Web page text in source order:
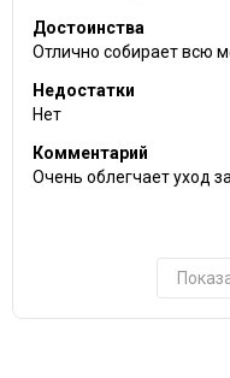
Достоинства
Отлично собирает всю
Недостатки
Нет
Комментарий
Очень облегчает уход